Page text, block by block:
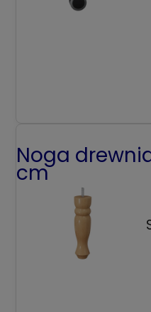
Noga
cm